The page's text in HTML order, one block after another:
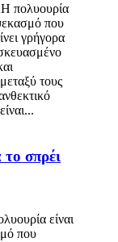
πολυουρία
που
γρήγορα
τους
το σπρέι
είναι
που